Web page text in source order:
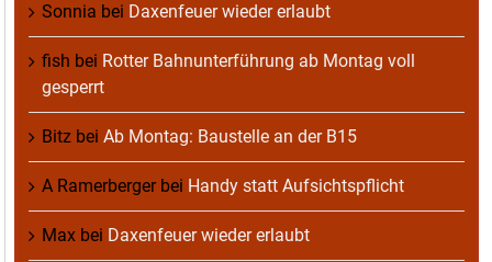
Sonnia bei Daxenfeuer wieder erlaubt
fish bei Rotter Bahnunterführung ab Montag voll
gesperrt
Bitz bei Ab Montag: Baustelle an der B15
A Ramerbergerbei Handy statt Aufsichtspflicht
Max bei Daxenfeuer wieder erlaubt